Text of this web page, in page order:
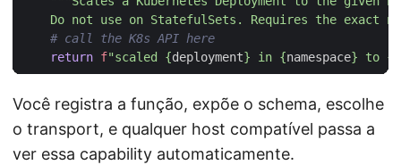
Do not use on StatefulSets. Requires the exact
# call the K8s API here
return f"scaled {deployment} in {namespace} to {
Você registra a função, expõe o schema, escolhe
o transport, e qualquer host compatível passa a
ver essa capability automaticamente.